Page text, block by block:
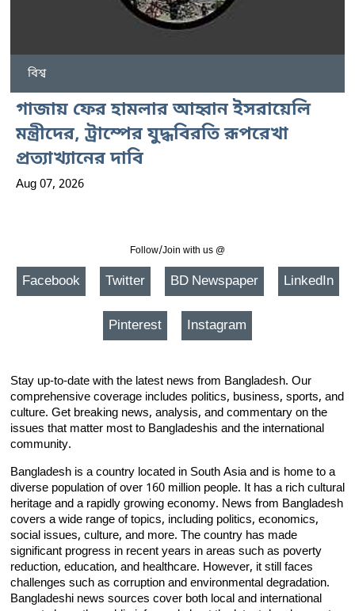
বিশ্ব
গাজায় ফের হামলার আহ্বান ইসরায়েলি
মন্ত্রীদের, ট্রাম্পের যুদ্ধবিরতি রূপরেখা
প্রত্যাখ্যানের দাবি
Aug 07, 2026
Follow/Join with us @
Facebook Twitter BD Newspaper LinkedIn
Pinterest Instagram
Stay up-to-date with the latest news from Bangladesh. Our
comprehensive coverage includes politics, business, sports, and
culture. Get breaking news, analysis, and commentary on the
issues that matter most to Bangladeshis and the international
community.
Bangladesh is a country located in South Asia and is home to a
diverse population of over 160 million people. It has a rich cultural
heritage and a rapidly growing economy. News from Bangladesh
covers a wide range of topics, including politics, economics,
social issues, culture, and more. The country has made
significant progress in recent years in areas such as poverty
reduction, education, and healthcare. However, it still faces
challenges such as corruption and environmental degradation.
Bangladeshi news sources cover both local and international